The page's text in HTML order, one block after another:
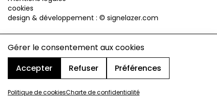
Gérer le consentement aux cookies
Accepter
Refuser Préférences
Politique de cookiesCharte de confidentialité
cookies
design & développement : © signelazer.com